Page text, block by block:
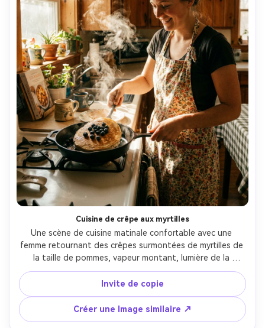
Cuisine de crêpe aux myrtilles
Une scène de cuisine matinale confortable avec une
femme retournant des crêpes surmontées de myrtilles de
la taille de pommes, vapeur montant, lumière de la
fenêtre éclairée par le soleil, tablier et petit pain en
désordre, tourné sur Sony A7C II 35mm f/1.8, trois quarts
de cadrage du corps, chaud film-comme classement des
couleurs, style alimentaire réaliste et texture de la peau,
photographie éditoriale de style domestique- -ar 4:5
Invite de copie
Créer une Image similaire ↗